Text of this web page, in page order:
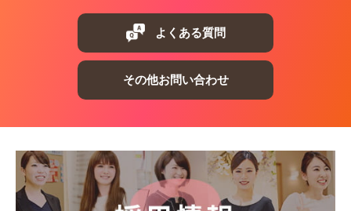
よくある質問
その他お問い合わせ